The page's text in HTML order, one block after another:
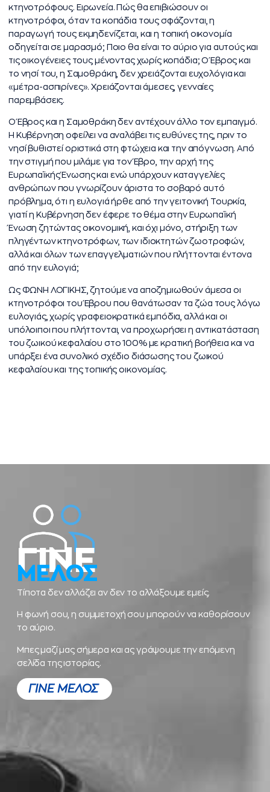
κτηνοτρόφους. Ειρωνεία. Πώς θα επιβιώσουν οι
κτηνοτρόφοι, όταν τα κοπάδια τους σφάζονται, η
παραγωγή τους εκμηδενίζεται, και η τοπική οικονομία
οδηγείται σε μαρασμό; Ποιο θα είναι το αύριο για αυτούς και
τις οικογένειες τους μένοντας χωρίς κοπάδια; Ο Έβρος και
το νησί του, η Σαμοθράκη, δεν χρειάζονται ευχολόγια και
«μέτρα-ασπιρίνες». Χρειάζονται άμεσες, γενναίες
παρεμβάσεις.
Ο Έβρος και η Σαμοθράκη δεν αντέχουν άλλο τον εμπαιγμό.
Η Κυβέρνηση οφείλει να αναλάβει τις ευθύνες της, πριν το
νησί βυθιστεί οριστικά στη φτώχεια και την απόγνωση. Από
την στιγμή που μιλάμε για τον Έβρο, την αρχή της
Ευρωπαϊκής Ένωσης και ενώ υπάρχουν καταγγελίες
ανθρώπων που γνωρίζουν άριστα το σοβαρό αυτό
πρόβλημα, ότι η ευλογιά ήρθε από την γειτονική Τουρκία,
γιατί η Κυβέρνηση δεν έφερε το θέμα στην Ευρωπαϊκή
Ένωση ζητώντας οικονομική, και όχι μόνο, στήριξη των
πληγέντων κτηνοτρόφων, των ιδιοκτητών ζωοτροφών,
αλλά και όλων των επαγγελματιών που πλήττονται έντονα
από την ευλογιά;
Ως ΦΩΝΗ ΛΟΓΙΚΗΣ, ζητούμε να αποζημιωθούν άμεσα οι
κτηνοτρόφοι του Έβρου που θανάτωσαν τα ζώα τους λόγω
ευλογιάς, χωρίς γραφειοκρατικά εμπόδια, αλλά και οι
υπόλοιποι που πλήττονται, να προχωρήσει η αντικατάσταση
του ζωικού κεφαλαίου στο 100% με κρατική βοήθεια και να
υπάρξει ένα συνολικό σχέδιο διάσωσης του ζωικού
κεφαλαίου και της τοπικής οικονομίας.
ΓΙΝΕ
ΜΕΛΟΣ
Τίποτα δεν αλλάζει αν δεν το αλλάξουμε εμείς.
Η φωνή σου, η συμμετοχή σου μπορούν να καθορίσουν
το αύριο.
Μπες μαζί μας σήμερα και ας γράψουμε την επόμενη
σελίδα της ιστορίας.
ΓΙΝΕ ΜΕΛΟΣ